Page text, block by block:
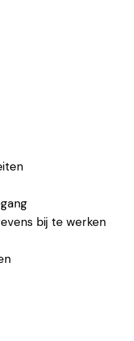
bij te werken